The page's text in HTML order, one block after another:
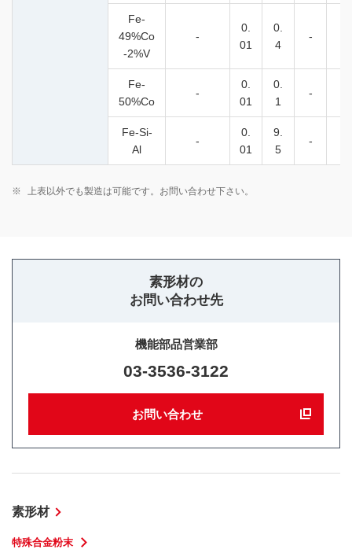
Fe-
49%Co
-2%V
-
0.
01
0.
4
-
Fe-
50%Co
-
0.
01
0.
1
-
Fe-Si-
Al
-
0.
01
9.
5
-
※ 上表以外でも製造は可能です。お問い合わせ下さい。
素形材の
お問い合わせ先
機能部品営業部
03-3536-3122
お問い合わせ
素形材
特殊合金粉末